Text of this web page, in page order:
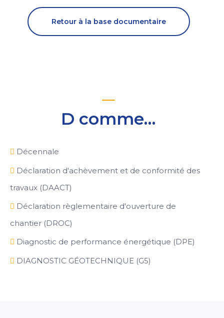
Retour à la base documentaire
D comme…
Décennale
Déclaration d'achèvement et de conformité des
travaux (DAACT)
Déclaration règlementaire d'ouverture de
chantier (DROC)
Diagnostic de performance énergétique (DPE)
DIAGNOSTIC GÉOTECHNIQUE (G5)